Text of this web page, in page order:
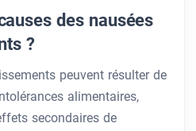
des nausées
?
peuvent résulter de
alimentaires,
secondaires de